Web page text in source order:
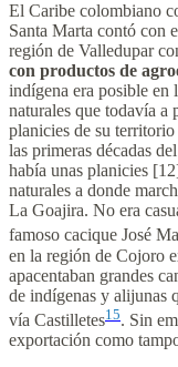
El Caribe colombiano
Santa Marta contó con
región de Valledupar
con productos de
indígena era posible en
naturales que todavía
planicies de su
las primeras décadas
había unas planicies
naturales a donde
La Goajira. No era
famoso cacique José
en la región de Cojoro
apacentaban grandes
de indígenas y alijunas
vía Castilletes15. Sin
exportación como